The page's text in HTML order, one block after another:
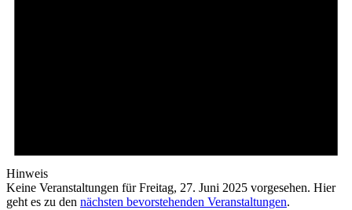
Hinweis
Keine Veranstaltungen für Freitag, 27. Juni 2025 vorgesehen. Hier
geht es zu den nächsten bevorstehenden Veranstaltungen.